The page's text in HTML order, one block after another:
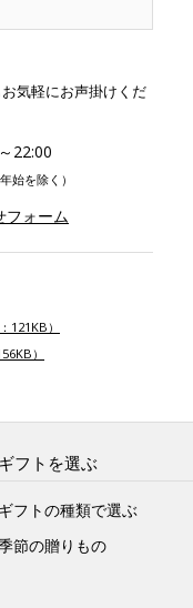
気軽にお声掛けくだ
22:00
始を除く）
フォーム
121KB）
）
ギフトを選ぶ
ギフトの種類で選ぶ
節の贈りもの